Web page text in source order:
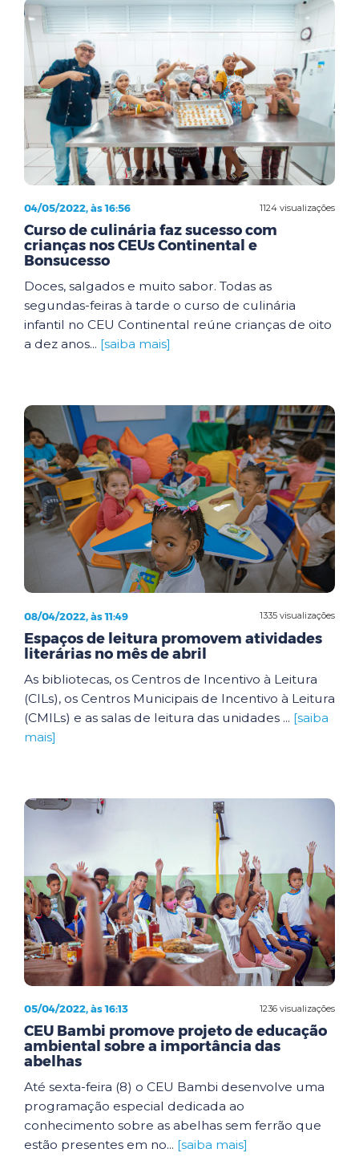
1124 visualizações
04/05/2022, às 16:56
Curso de culinária faz sucesso com
crianças nos CEUs Continental e
Bonsucesso
Doces, salgados e muito sabor. Todas as
segundas-feiras à tarde o curso de culinária
infantil no CEU Continental reúne crianças de oito
a dez anos... [saiba mais]
1335 visualizações
08/04/2022, às 11:49
Espaços de leitura promovem atividades
literárias no mês de abril
As bibliotecas, os Centros de Incentivo à Leitura
(CILs), os Centros Municipais de Incentivo à Leitura
(CMILs) e as salas de leitura das unidades ... [saiba
mais]
1236 visualizações
05/04/2022, às 16:13
CEU Bambi promove projeto de educação
ambiental sobre a importância das
abelhas
Até sexta-feira (8) o CEU Bambi desenvolve uma
programação especial dedicada ao
conhecimento sobre as abelhas sem ferrão que
estão presentes em no... [saiba mais]